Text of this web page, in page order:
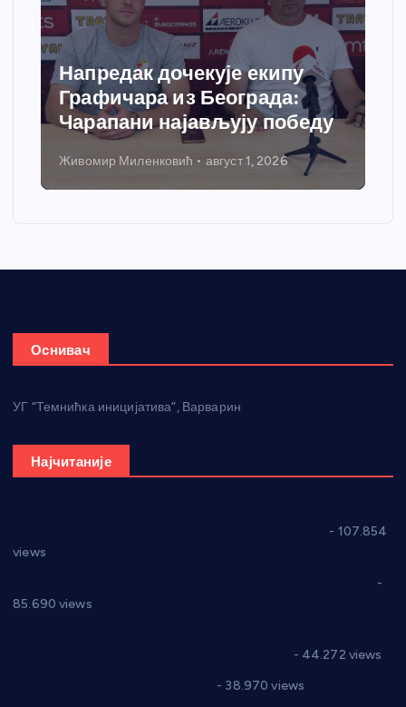
Напредак дочекује екипу
Графичара из Београда:
Чарапани најављују победу
Живомир Миленковић август 1, 2026
Оснивач
УГ “Темнићка иницијатива”, Варварин
Најчитаније
- 107.854
views
-
85.690 views
- 44.272 views
- 38.970 views